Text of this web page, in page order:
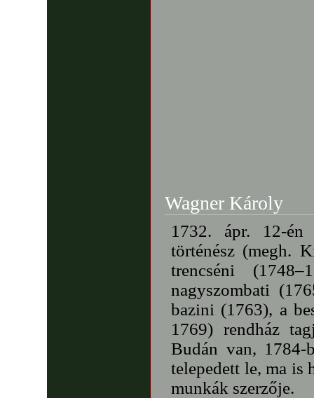
Wagner Károly
1732. ápr. 12-
történész (megh.
trencséni
nagyszombati
bazini (1763), a
1769) rendház
Budán van, 1784-
telepedett le, ma is
munkák szerzője.